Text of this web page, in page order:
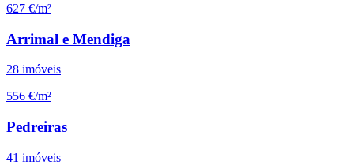
627 €/m²
Arrimal e Mendiga
28 imóveis
556 €/m²
Pedreiras
41 imóveis